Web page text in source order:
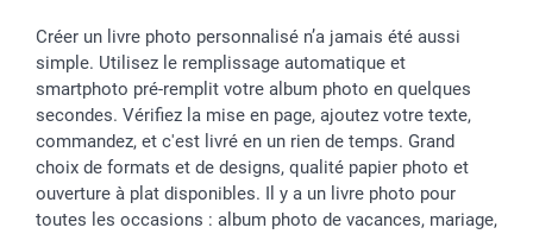
Créer un livre photo personnalisé n’a jamais été aussi
simple. Utilisez le remplissage automatique et
smartphoto pré-remplit votre album photo en quelques
secondes. Vérifiez la mise en page, ajoutez votre texte,
commandez, et c'est livré en un rien de temps. Grand
choix de formats et de designs, qualité papier photo et
ouverture à plat disponibles. Il y a un livre photo pour
toutes les occasions : album photo de vacances, mariage,